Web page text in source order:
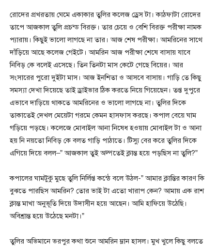
রোদের প্রখরতায় ঘেমে একাকার তুলির কলেজ ড্রেস টা। কাঠফাটা রোদের
তাপে আজকাল তুলি প্রচন্ড বিরক্ত। তার চেয়ে ও বেশি বিরক্ত পরীক্ষা নামক
প্যারায়। কিছুই ভালো লাগছে না তার। আজ শেষ পরীক্ষা। আমরিনের সাথে
দাঁড়িয়ে আছে কলেজ গেইটে। আমরিন আজ পরীক্ষা শেষে বাসায় যাবে
নিবিড় কে বলেই এসেছে। তিন তিনটা মাস কেটে গেছে বিয়ের। আর
সংসারের পুরো দুইটা মাস। আজ ইনশিতা ও আসবে বাসায়। গাড়ি তে কিছু
সমস্যা দেখা দিয়েছে তাই ড্রাইভার ঠিক করতে নিয়ে গিয়েছেন। তপ্ত দুপুরে
এভাবে দাড়িয়ে থাকতে আমরিনের ও ভালো লাগছে না। তুলির দিকে
তাকাতেই দেখল মেয়েটা গরমে কেমন হাসফাস করছে। কপাল বেয়ে ঘাম
গড়িয়ে পড়ছে। কলেজে মোবাইল আনা নিষেধ হওয়ায় মোবাইল টা ও আনা
হয় নি নয়তো নিবিড় কে বলত গাড়ি পাঠাতে। টিস্যু বের করে তুলির দিকে
এগিয়ে দিয়ে বলল–” আজকাল তুই অল্পতেই ক্লান্ত হয়ে পড়ছিস না তুলি?”
কপালের ঘামটুকু মুছে তুলি নির্লিপ্ত কন্ঠে বলে উঠল-” আমার ক্লান্তির কারণ কি
বুঝতে পারছিস আমরিন? তোর ভাই টা এতো খারাপ কেন? আমায় এক রাশ
ক্লান্ত মাখা অনুভূতি দিয়ে উদাসীন হয়ে আছেন। আমি হাফিয়ে উঠেছি।
অবিশ্রান্ত হয়ে উঠেছে মনটা।”
তুলির অভিমানে ভরপুর কথা শুনে আমরিন ম্লান হাসল। মুখ খুলে কিছু বলতে